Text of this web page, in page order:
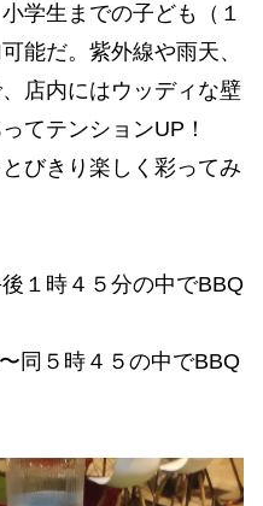
学生までの子ども（１
能だ。紫外線や雨天、
店内にはウッディな壁
てテンションUP！
びきり楽しく彩ってみ
１時４５分の中でBBQ
同５時４５の中でBBQ